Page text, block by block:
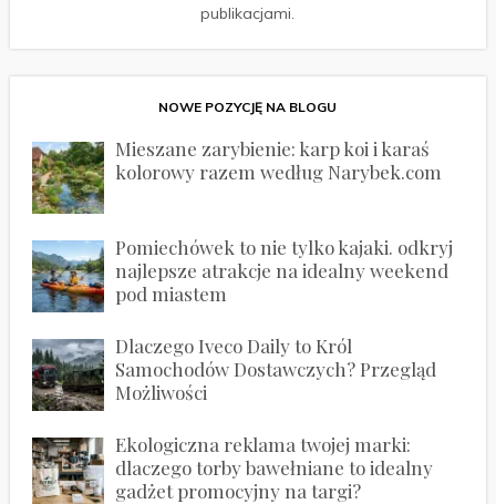
publikacjami.
NOWE POZYCJĘ NA BLOGU
Mieszane zarybienie: karp koi i karaś
kolorowy razem według Narybek.com
Pomiechówek to nie tylko kajaki. odkryj
najlepsze atrakcje na idealny weekend
pod miastem
Dlaczego Iveco Daily to Król
Samochodów Dostawczych? Przegląd
Możliwości
Ekologiczna reklama twojej marki:
dlaczego torby bawełniane to idealny
gadżet promocyjny na targi?